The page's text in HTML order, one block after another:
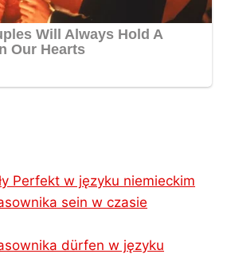
Perfekt w języku niemieckim
sein w czasie
dürfen w języku